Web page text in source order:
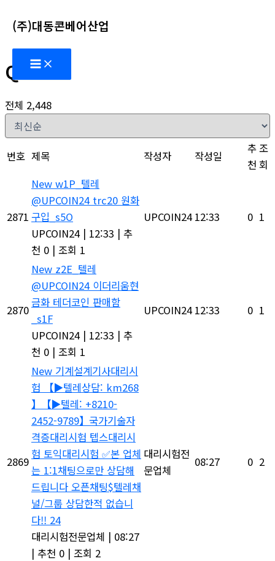
텐
츠
로
건
뛰
(주)대동콘베어산업
Main
Menu
Q&A
전체 2,448
번호 제목 작성자 작성일
추
천
조
회
2871
New w1P_텔레
@UPCOIN24 trc20 원화
구입_s5O
UPCOIN24 | 12:33 | 추
천 0 | 조회 1
UPCOIN24 12:33 0 1
2870
New z2E_텔레
@UPCOIN24 이더리움현
금화 테더코인 판매함
_s1F
UPCOIN24 | 12:33 | 추
천 0 | 조회 1
UPCOIN24 12:33 0 1
2869
New 기계설계기사대리시
험 【▶텔레상담: km268
】【▶텔레: +8210-
2452-9789】국가기술자
격증대리시험 텝스대리시
험 토익대리시험 ✅본 업체
는 1:1채팅으로만 상담해
드립니다 오픈채팅$텔레채
널/그룹 상담한적 없습니
다!! 24
대리시험전문업체 | 08:27
| 추천 0 | 조회 2
대리시험전
문업체
08:27 0 2